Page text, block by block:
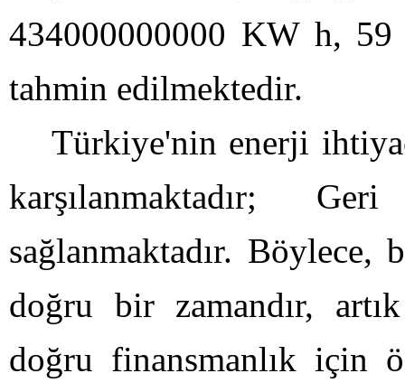
434000000000 KW h,
tahmin edilmektedir.
Türkiye'nin enerji
karşılanmaktadır;
sağlanmaktadır.
doğru bir zamandır,
doğru finansmanlık için